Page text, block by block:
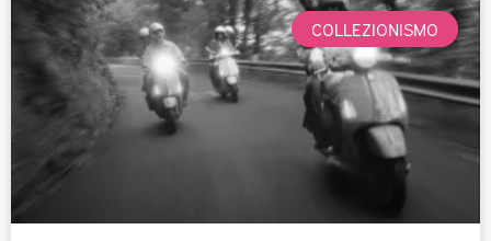
COLLEZIONISMO